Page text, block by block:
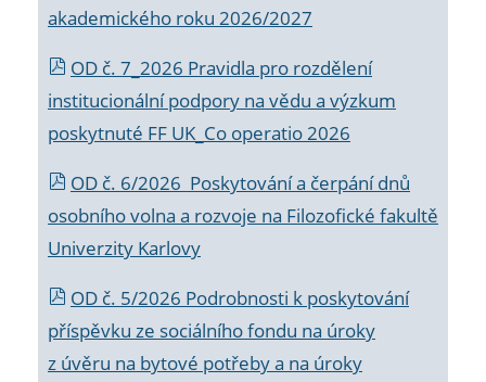
akademického roku 2026/2027
OD č. 7_2026 Pravidla pro rozdělení
institucionální podpory na vědu a výzkum
poskytnuté FF UK_Co operatio 2026
OD č. 6/2026 Poskytování a čerpání dnů
osobního volna a rozvoje na Filozofické fakultě
Univerzity Karlovy
OD č. 5/2026 Podrobnosti k poskytování
příspěvku ze sociálního fondu na úroky
z úvěru na bytové potřeby a na úroky